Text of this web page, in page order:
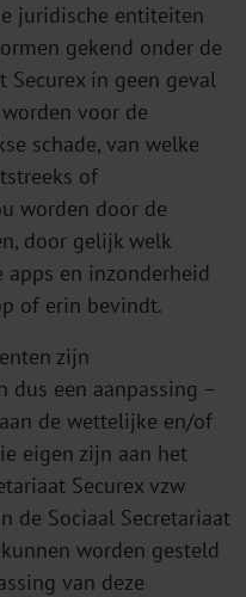
juridische entiteiten
gekend onder de
Securex in geen geval
voor de
schade, van welke
of
worden door de
door gelijk welk
en inzonderheid
of erin bevindt.
zijn
dus een aanpassing –
de wettelijke en/of
eigen zijn aan het
Securex vzw
de Sociaal Secretariaat
worden gesteld
van deze